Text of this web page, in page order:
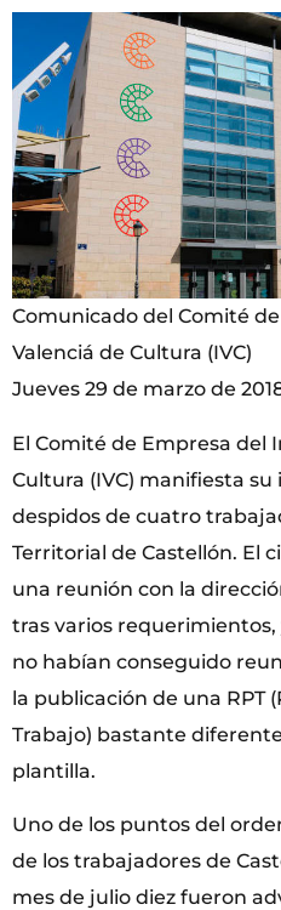
Comunicado del Comité
Valenciá de Cultura (IVC)
Jueves 29 de marzo de
El Comité de Empresa del
Cultura (IVC) manifiesta
despidos de cuatro
Territorial de Castellón. El
una reunión con la
tras varios
no habían conseguido
la publicación de una RPT
Trabajo) bastante
plantilla.
Uno de los puntos del
de los trabajadores de
mes de julio diez fueron